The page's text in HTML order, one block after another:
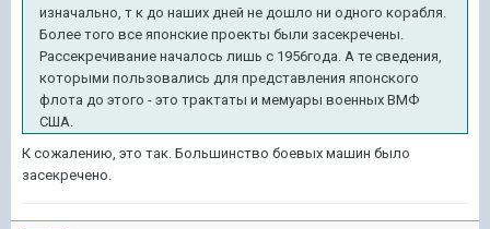
изначально, т к до наших дней не дошло ни одного корабля.
Более того все японские проекты были засекречены.
Рассекречивание началось лишь с 1956года. А те сведения,
которыми пользовались для представления японского
флота до этого - это трактаты и мемуары военных ВМФ
США.
К сожалению, это так. Большинство боевых машин было
засекречено.